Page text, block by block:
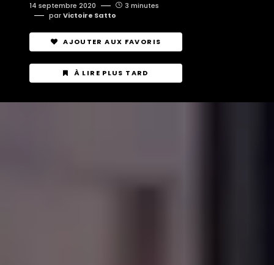
14 septembre 2020
3 minutes
parVictoire Satto
AJOUTER AUX FAVORIS
À LIRE PLUS TARD